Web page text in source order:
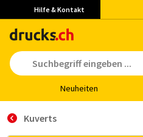
Hilfe & Kontakt
Neu­hei­ten
Kuverts